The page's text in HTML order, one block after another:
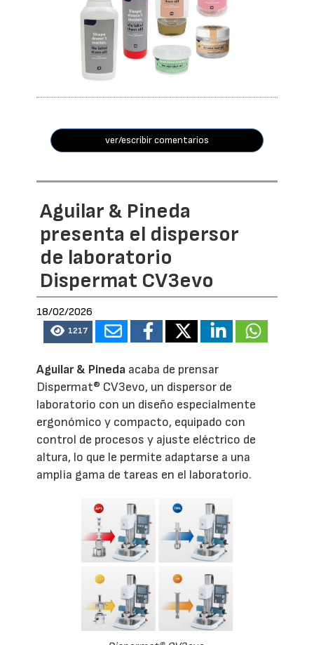
ver/escribir comentarios
Aguilar & Pineda
presenta el dispersor
de laboratorio
Dispermat CV3evo
18/02/2026
1217
Aguilar & Pineda acaba de prensar
Dispermat® CV3evo, un dispersor de
laboratorio con un diseño especialmente
ergonómico y compacto, equipado con
control de procesos y ajuste eléctrico de
altura, lo que le permite adaptarse a una
amplia gama de tareas en el laboratorio.